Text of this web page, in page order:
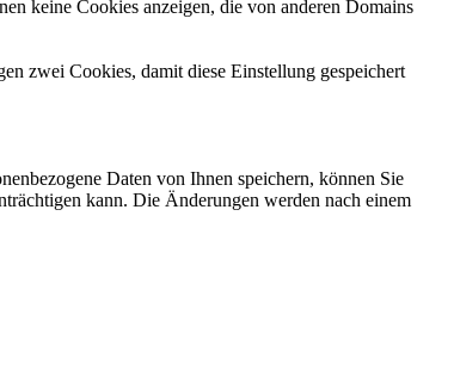
keine Cookies anzeigen, die von anderen Domains
zwei Cookies, damit diese Einstellung gespeichert
Daten von Ihnen speichern, können Sie
kann. Die Änderungen werden nach einem